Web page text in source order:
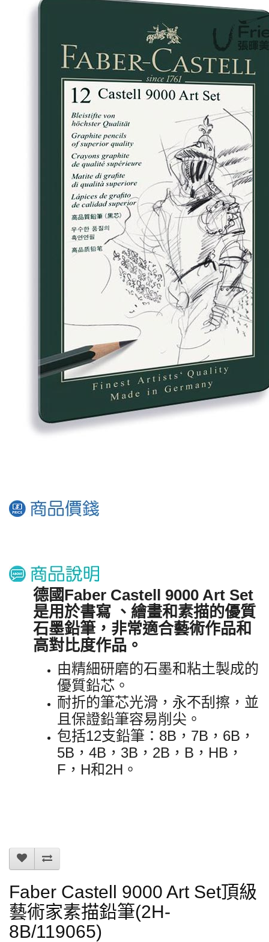
德國Faber Castell 9000 Art Set
是用於書寫 、繪畫和素描的優質
石墨鉛筆，非常適合藝術作品和
高對比度作品。
由精細研磨的石墨和粘土製成的
優質鉛芯。
耐折的筆芯光滑，永不刮擦，並
且保證鉛筆容易削尖。
包括12支鉛筆：8B，7B，6B，
5B，4B，3B，2B，B，HB，
F，H和2H 。
Faber Castell 9000 Art Set頂級
藝術家素描鉛筆(2H-
8B/119065)